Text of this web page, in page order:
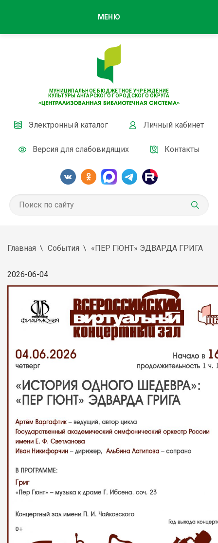
МУНИЦИПАЛЬНОЕ БЮДЖЕТНОЕ УЧРЕЖДЕНИЕ
КУЛЬТУРЫ АНГАРСКОГО ГОРОДСКОГО ОКРУГА
Электронный каталог Личный кабинет
Версия для слабовидящих Контакты
МЕНЮ
Главная События «ПЕР ГЮНТ» ЭДВАРДА ГРИГА
2026-06-04